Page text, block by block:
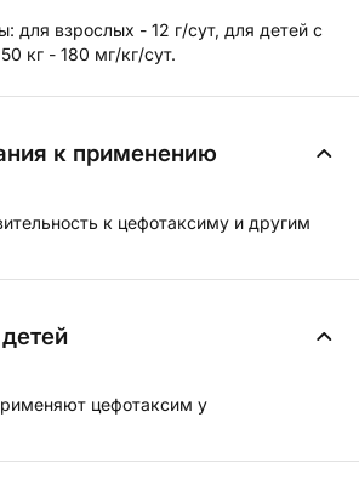
для взрослых - 12 г/сут, для детей с
кг - 180 мг/кг/сут.
к применению
к цефотаксиму и другим
цефотаксим у